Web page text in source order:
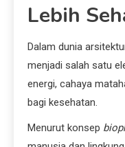
Lebih
Dalam dunia
menjadi salah satu
energi, cahaya
bagi kesehatan.
Menurut konsep